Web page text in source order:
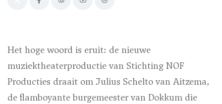
Het hoge woord is eruit: de nieuwe
muziektheaterproductie van Stichting NOF
Producties draait om Julius Schelto van Aitzema,
de flamboyante burgemeester van Dokkum die